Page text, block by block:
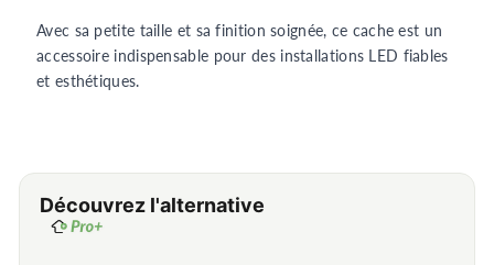
Avec sa petite taille et sa finition soignée, ce cache est un
accessoire indispensable pour des installations LED fiables
et esthétiques.
Découvrez l'alternative